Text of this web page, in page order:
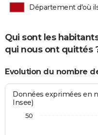
Département d'où
Qui sont les
qui nous ont quittés
Evolution du nombre
Données exprimées en
Insee)
50